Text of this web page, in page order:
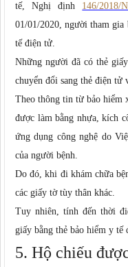
tế, Nghị định 146/2018/
01/01/2020, người tham gia
tế điện tử.
Những người đã có thẻ
chuyển đổi sang thẻ điện tử
Theo thông tin từ bảo hiểm
được làm bằng nhựa, kích
ứng dụng công nghệ do
của người bệnh.
Do đó, khi đi khám chữa
các giấy tờ tùy thân khác.
Tuy nhiên, tính đến thời
giấy bằng thẻ bảo hiểm y
5. Hộ chiếu